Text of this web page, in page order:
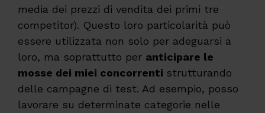
media dei prezzi di vendita dei primi tre
competitor). Questo loro particolarità può
essere utilizzata non solo per adeguarsi a
loro, ma soprattutto per anticipare le
mosse dei miei concorrenti strutturando
delle campagne di test. Ad esempio, posso
lavorare su determinate categorie nelle